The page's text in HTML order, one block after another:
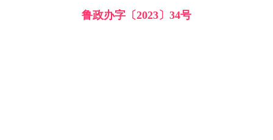
鲁政办字〔2023〕34号